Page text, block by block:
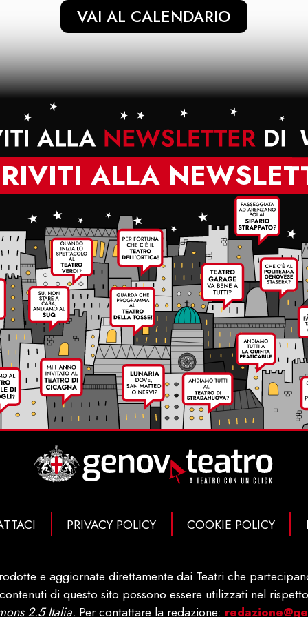
VAI AL CALENDARIO
ALLA
PRIVACY POLICY COOKIE POLICY
e aggiornate direttamente dai Teatri che
di questo sito possono essere utilizzati nel
2.5 Italia. Per contattare la redazione: